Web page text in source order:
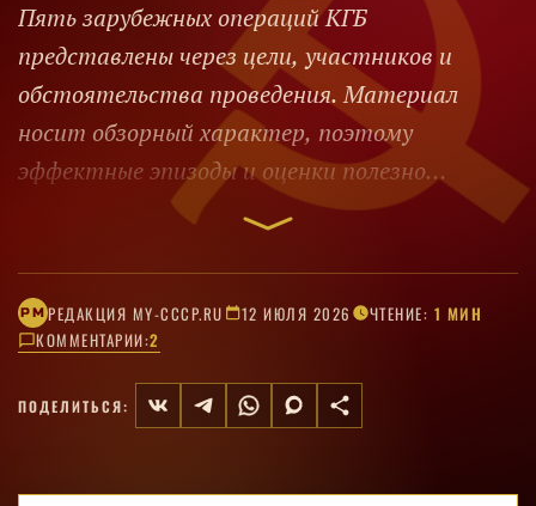
Пять зарубежных операций КГБ
представлены через цели, участников и
обстоятельства проведения. Материал
носит обзорный характер, поэтому
эффектные эпизоды и оценки полезно
сверять с документальными источниками.
РM РЕДАКЦИЯ MY-CCCP.RU 12 ИЮЛЯ 2026 ЧТЕНИЕ: 1 МИН
КОММЕНТАРИИ:2
ПОДЕЛИТЬСЯ: